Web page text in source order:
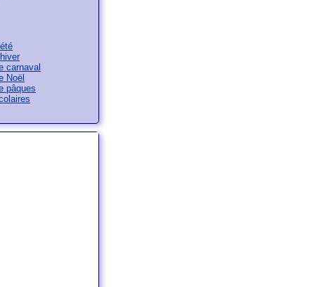
carnaval
Noël
pâques